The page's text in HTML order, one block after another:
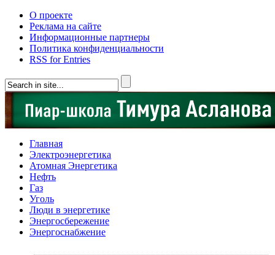
О проекте
Реклама на сайте
Информационные партнеры
Политика конфиденциальности
RSS for Entries
Главная
Электроэнергетика
Атомная Энергетика
Нефть
Газ
Уголь
Люди в энергетике
Энергосбережение
Энергоснабжение